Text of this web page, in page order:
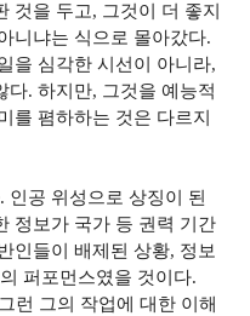
것을 두고, 그것이 더 좋지
니냐는 식으로 몰아갔다.
을 심각한 시선이 아니라,
다. 하지만, 그것을 예능적
를 폄하하는 것은 다르지
공 위성으로 상징이 된
정보가 국가 등 권력 기간
인들이 배제된 상황, 정보
퍼포먼스였을 것이다.
런 그의 작업에 대한 이해